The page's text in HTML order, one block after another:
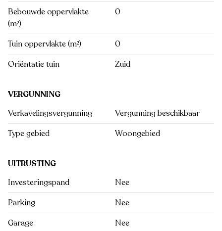
Bebouwde oppervlakte
(m²)
0
Tuin oppervlakte (m²)
0
Oriëntatie tuin
Zuid
VERGUNNING
Verkavelingsvergunning
Vergunning beschikbaar
Type gebied
Woongebied
UITRUSTING
Investeringspand
Nee
Parking
Nee
Garage
Nee